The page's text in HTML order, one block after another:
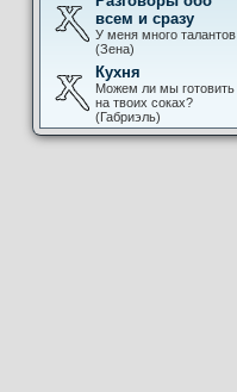
всем и сразу
У меня много талантов
(Зена)
Кухня
Можем ли мы готовить
на твоих соках?
(Габриэль)